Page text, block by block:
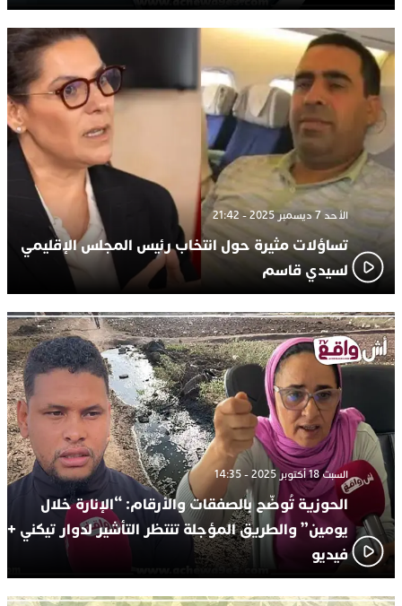
الأحد 7 ديسمبر 2025 - 21:42
تساؤلات مثيرة حول انتخاب رئيس المجلس الإقليمي
لسيدي قاسم
السبت 18 أكتوبر 2025 - 14:35
الحوزية تُوضّح بالصفقات والأرقام: “الإنارة خلال
يومين” والطريق المؤجلة تنتظر التأشير لدوار تيكني +
فيديو